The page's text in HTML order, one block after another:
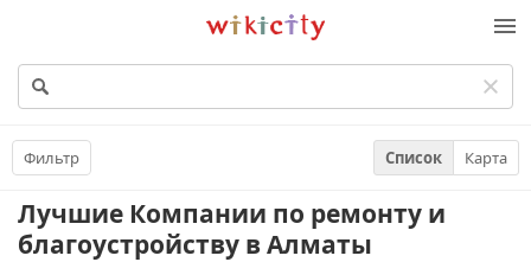
Викисити
Фильтр Список Карта
Лучшие Компании по ремонту и
благоустройству в Алматы